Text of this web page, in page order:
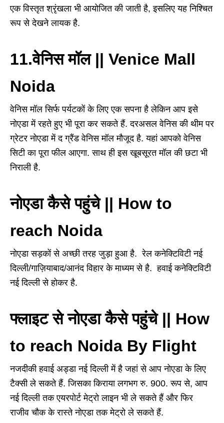
एक विस्तृत श्रृंखला भी आयोजित की जाती है, इसलिए यह निश्चित
रूप से देखने लायक है.
11.वेनिस मॉल || Venice Mall
Noida
वेनिस मॉल सिर्फ पर्यटकों के लिए एक सपना है लेकिन आप इसे
नोएडा में रहते हुए भी पूरा कर सकते हैं. दरअसल वेनिस की थीम पर
ग्रेटर नोएडा में द ग्रैंड वेनिस मॉल मौजूद है. यहां आपको वेनिस
सिटी का पूरा फील आएगा. साथ ही इस खूबसूरत मॉल की छटा भी
निराली है.
नोएडा कैसे पहुंचे || How to
reach Noida
नोएडा सड़कों से अच्छी तरह जुड़ा हुआ है. रेल कनेक्टिविटी नई
दिल्ली/गाज़ियाबाद/आनंद विहार के माध्यम से है. हवाई कनेक्टिविटी
नई दिल्ली से होकर है.
फ्लाइट से नोएडा कैसे पहुंचे || How
to reach Noida By Flight
नजदीकी हवाई अड्डा नई दिल्ली में है जहां से आप नोएडा के लिए
टैक्सी ले सकते हैं. जिसका किराया लगभग रु. 900. रूप से, आप
नई दिल्ली तक एयरपोर्ट मेट्रो लाइन भी ले सकते हैं और फिर
राजीव चौक के रास्ते नोएडा तक मेट्रो ले सकते हैं.